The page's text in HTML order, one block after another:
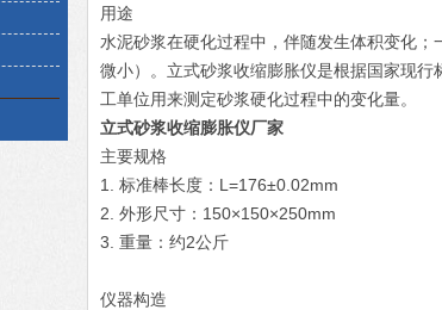
用途
水泥砂浆在硬化过程中，伴随发生体积变化
微小）。立式砂浆收缩膨胀仪是根据国家现
工单位用来测定砂浆硬化过程中的变化量。
立式砂浆收缩膨胀仪厂家
主要规格
1. 标准棒长度：L=176±0.02mm
2. 外形尺寸：150×150×250mm
3. 重量：约2公斤
仪器构造